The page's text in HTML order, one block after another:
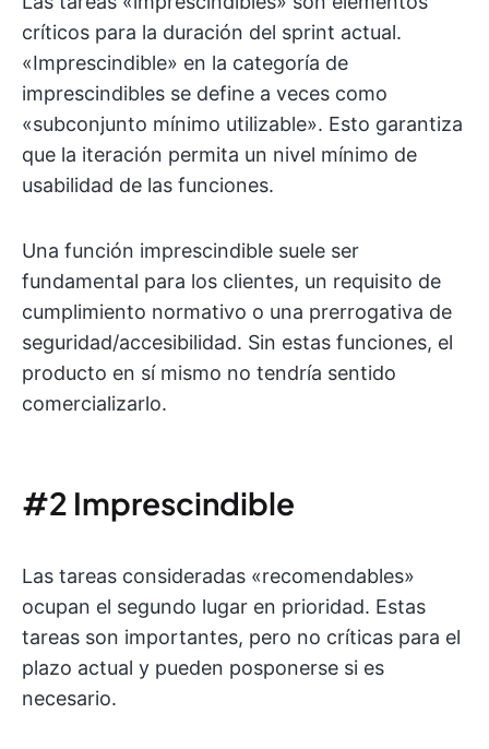
críticos para la duración del sprint actual.
«Imprescindible» en la categoría de
imprescindibles se define a veces como
«subconjunto mínimo utilizable». Esto garantiza
que la iteración permita un nivel mínimo de
usabilidad de las funciones.
Una función imprescindible suele ser
fundamental para los clientes, un requisito de
cumplimiento normativo o una prerrogativa de
seguridad/accesibilidad. Sin estas funciones, el
producto en sí mismo no tendría sentido
comercializarlo.
#2 Imprescindible
Las tareas consideradas «recomendables»
ocupan el segundo lugar en prioridad. Estas
tareas son importantes, pero no críticas para el
plazo actual y pueden posponerse si es
necesario.